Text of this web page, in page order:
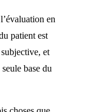
en
patient est
et
base du